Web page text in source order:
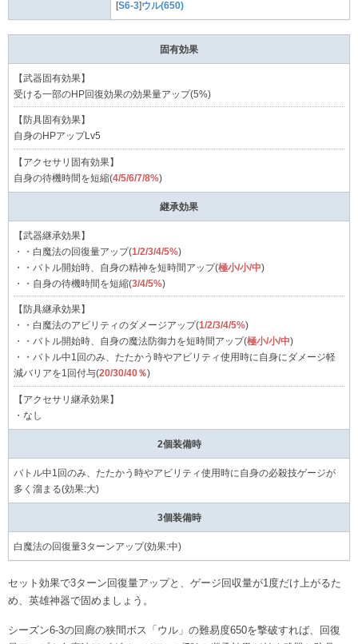
S6-3 ウル(650)
固有効果
【武器固有効果】
受ける一部のHP回復効果の効果量アップ(5%)
【防具固有効果】
自身のHPアップLv5
【アクセサリ固有効果】
自身の待機時間を短縮(4/5/6/7/8%)
継承効果
【武器継承効果】
・・白魔法の回復量アップ(1/2/3/4/5%)
・・バトル開始時、自身の精神を短時間アップ(極小/小/中)
・・自身の待機時間を短縮(3/4/5%)
【防具継承効果】
・・白魔法のアビリティのダメージアップ(1/2/3/4/5%)
・・バトル開始時、自身の魔法防御力を短時間アップ(極小/小/中)
・・バトル中1回のみ、たたかう時やアビリティ使用時に自身にダメージ軽
減バリアを1回付与(20/30/40％)
【アクセサリ継承効果】
・なし
2個装備時
バトル中1回のみ、たたかう時やアビリティ使用時に自身の必殺技ゲージが
多く溜まる(効果:大)
3個装備時
白魔法の回復量3ターンアップ(効果:中)
セット効果で3ターン回復量アップと、ゲージ回収量が1度だけ上がるた
め、英雄神器で固めましょう。
シーズン6-3の回廊の狭間ボス「ウル」の難易度650を撃破すれば、回復